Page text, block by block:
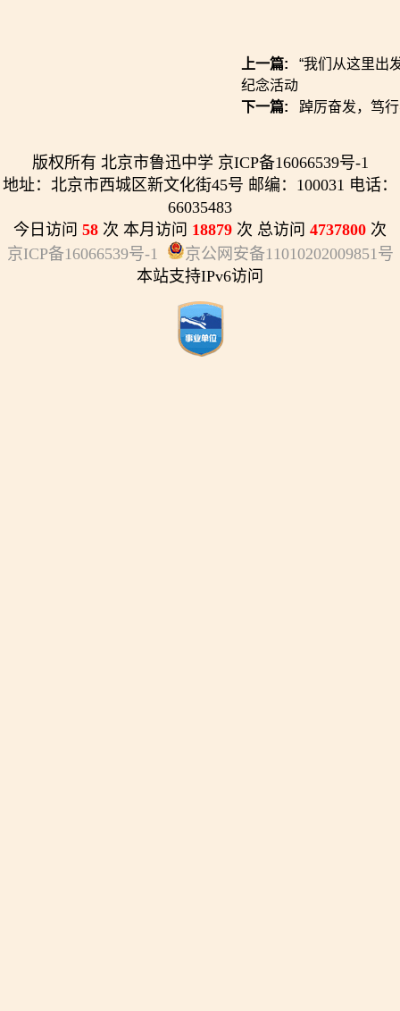
上一篇: “我们从这里出
纪念活动
下一篇: 踔厉奋发，笃
版权所有 北京市鲁迅中学 京ICP备16066539号-1
地址：北京市西城区新文化街45号 邮编：100031 电话：
66035483
今日访问 58 次 本月访问 18879 次 总访问 4737800 次
京ICP备16066539号-1
京公网安备11010202009851号
本站支持IPv6访问